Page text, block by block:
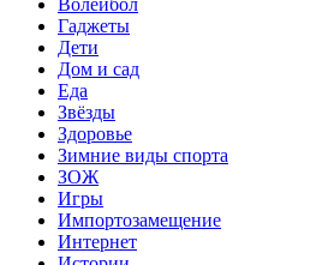
Гаджеты
Дети
Дом и сад
Еда
Звёзды
Здоровье
Зимние виды спорта
ЗОЖ
Игры
Импортозамещение
Интернет